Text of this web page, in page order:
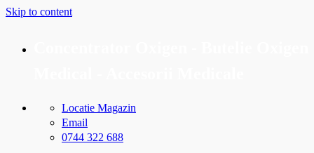
Skip to content
Locatie Magazin
Email
0744 322 688